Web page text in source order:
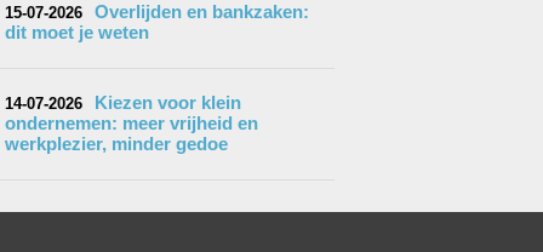
15-07-2026
Overlijden en bankzaken:
dit moet je weten
14-07-2026
Kiezen voor klein
ondernemen: meer vrijheid en
werkplezier, minder gedoe